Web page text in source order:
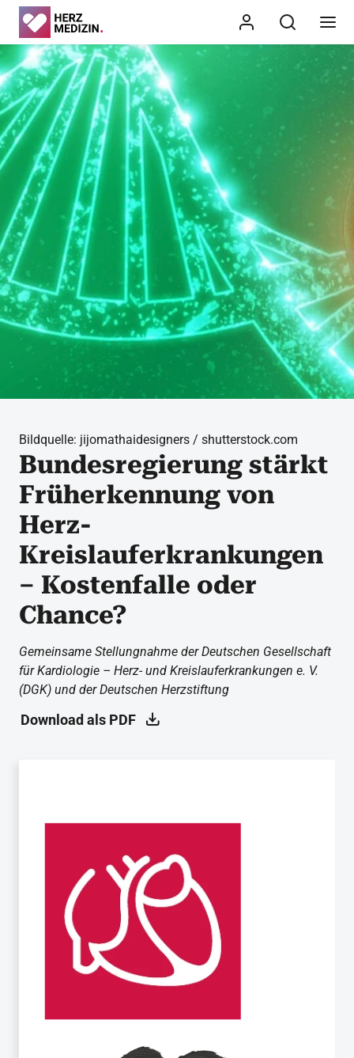
Bildquelle: jijomathaidesigners / shutterstock.com
Bundesregierung stärkt
Früherkennung von
Herz-
Kreislauferkrankungen
– Kostenfalle oder
Chance?
Gemeinsame Stellungnahme der Deutschen Gesellschaft
für Kardiologie – Herz- und Kreislauferkrankungen e. V.
(DGK) und der Deutschen Herzstiftung
Download als PDF